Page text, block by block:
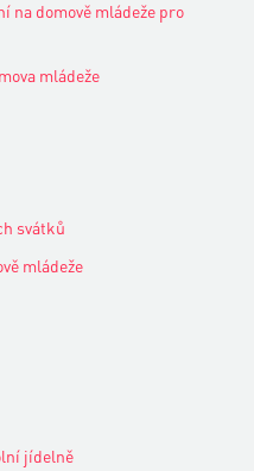
na domově mládeže pro
mládeže
svátků
mládeže
jídelně